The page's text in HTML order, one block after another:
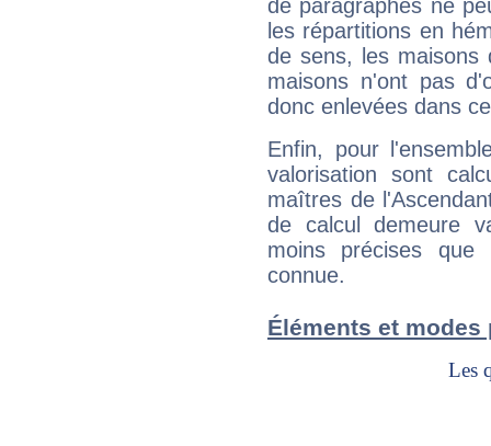
de paragraphes ne
les répartitions en
de sens, les maisons
maisons n'ont pas
donc enlevées dans
Enfin, pour
valorisation sont
maîtres de
de calcul demeure
moins précises que
connue.
Éléments et